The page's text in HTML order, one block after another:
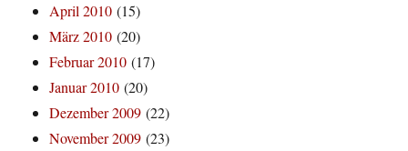
April 2010 (15)
März 2010 (20)
Februar 2010 (17)
Januar 2010 (20)
Dezember 2009 (22)
November 2009 (23)